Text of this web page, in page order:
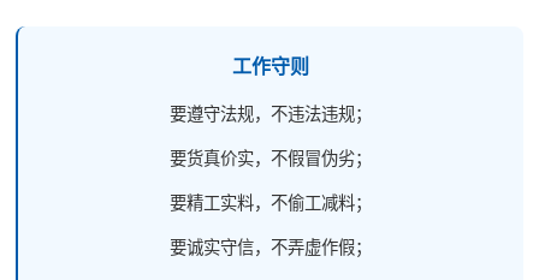
工作守则
要遵守法规，不违法违规；
要货真价实，不假冒伪劣；
要精工实料，不偷工减料；
要诚实守信，不弄虚作假；